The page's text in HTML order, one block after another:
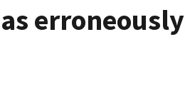
erroneously